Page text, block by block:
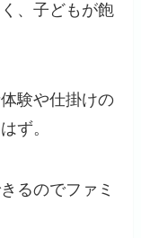
、子どもが飽
験や仕掛けの
ず。
るのでファミ